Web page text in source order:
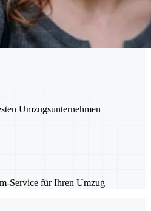
Umzugsunternehmen
Service für Ihren Umzug